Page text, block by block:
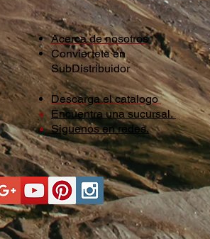
Acerca de nosotros
Conviertete en
SubDistribuidor
Descarga el catalogo
Encuentra una sucursal.
Siguenos en redes.